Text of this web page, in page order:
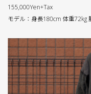
155,000Yen+Tax
モデル：身長180cm 体重72kg